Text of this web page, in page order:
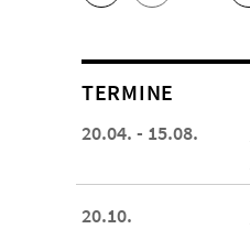
TERMINE
20.04. - 15.08.
20.10.